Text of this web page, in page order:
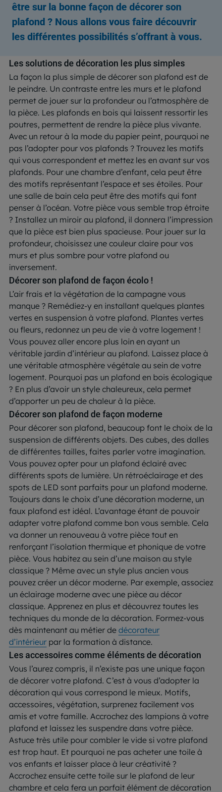
être sur la bonne façon de décorer son
plafond ? Nous allons vous faire découvrir
les différentes possibilités s’offrant à vous.
Les solutions de décoration les plus simples
La façon la plus simple de décorer son plafond est de
le peindre. Un contraste entre les murs et le plafond
permet de jouer sur la profondeur ou l’atmosphère de
la pièce. Les plafonds en bois qui laissent ressortir les
poutres, permettent de rendre la pièce plus vivante.
Avec un retour à la mode du papier peint, pourquoi ne
pas l’adopter pour vos plafonds ? Trouvez les motifs
qui vous correspondent et mettez les en avant sur vos
plafonds. Pour une chambre d’enfant, cela peut être
des motifs représentant l’espace et ses étoiles. Pour
une salle de bain cela peut être des motifs qui font
penser à l’océan. Votre pièce vous semble trop étroite
? Installez un miroir au plafond, il donnera l’impression
que la pièce est bien plus spacieuse. Pour jouer sur la
profondeur, choisissez une couleur claire pour vos
murs et plus sombre pour votre plafond ou
inversement.
Décorer son plafond de façon écolo !
L’air frais et la végétation de la campagne vous
manque ? Remédiez-y en installant quelques plantes
vertes en suspension à votre plafond. Plantes vertes
ou fleurs, redonnez un peu de vie à votre logement !
Vous pouvez aller encore plus loin en ayant un
véritable jardin d’intérieur au plafond. Laissez place à
une véritable atmosphère végétale au sein de votre
logement. Pourquoi pas un plafond en bois écologique
? En plus d’avoir un style chaleureux, cela permet
d’apporter un peu de chaleur à la pièce.
Décorer son plafond de façon moderne
Pour décorer son plafond, beaucoup font le choix de la
suspension de différents objets. Des cubes, des dalles
de différentes tailles, faites parler votre imagination.
Vous pouvez opter pour un plafond éclairé avec
différents spots de lumière. Un rétroéclairage et des
spots de LED sont parfaits pour un plafond moderne.
Toujours dans le choix d’une décoration moderne, un
faux plafond est idéal. L’avantage étant de pouvoir
adapter votre plafond comme bon vous semble. Cela
va donner un renouveau à votre pièce tout en
renforçant l’isolation thermique et phonique de votre
pièce. Vous habitez au sein d’une maison au style
classique ? Même avec un style plus ancien vous
pouvez créer un décor moderne. Par exemple, associez
un éclairage moderne avec une pièce au décor
classique. Apprenez en plus et découvrez toutes les
techniques du monde de la décoration. Formez-vous
dès maintenant au métier de décorateur
d’intérieur par la formation à distance.
Les accessoires comme éléments de décoration
Vous l’aurez compris, il n’existe pas une unique façon
de décorer votre plafond. C’est à vous d’adopter la
décoration qui vous correspond le mieux. Motifs,
accessoires, végétation, surprenez facilement vos
amis et votre famille. Accrochez des lampions à votre
plafond et laissez les suspendre dans votre pièce.
Astuce très utile pour combler le vide si votre plafond
est trop haut. Et pourquoi ne pas acheter une toile à
vos enfants et laisser place à leur créativité ?
Accrochez ensuite cette toile sur le plafond de leur
chambre et cela fera un parfait élément de décoration